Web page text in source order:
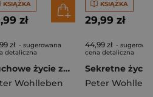
KSIĄŻKA
zł
zł - sugerowana
detaliczna
Duchowe życie zwierząt [wyd. 3]
Wohlleben
KSIĄŻKA
29,99 zł
44,99 zł -
cena detaliczna
Peter